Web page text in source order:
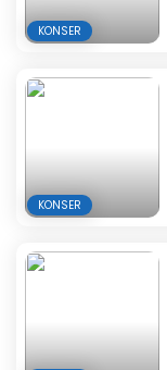
KONSER
KONSER